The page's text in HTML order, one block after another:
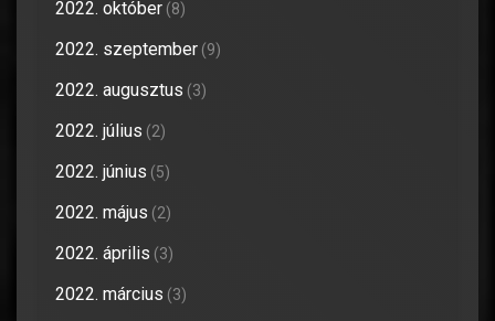
2022. október (8)
2022. szeptember (9)
2022. augusztus (3)
2022. július (2)
2022. június (5)
2022. május (2)
2022. április (3)
2022. március (3)